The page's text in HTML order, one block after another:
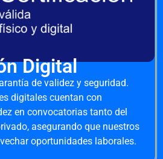
Digital
de validez y seguridad.
digitales cuentan con
en convocatorias tanto del
asegurando que nuestros
oportunidades laborales.